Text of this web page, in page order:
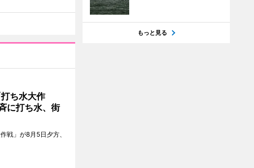
ち水大作
に打ち水、街
戦」が8月5日夕方、
もっと見る